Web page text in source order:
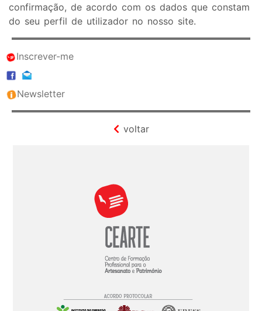
confirmação, de acordo com os dados que constam
do seu perfil de utilizador no nosso site.
Inscrever-me
Newsletter
voltar